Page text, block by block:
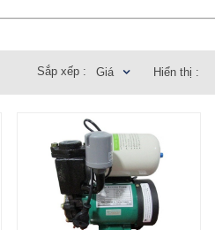
Hiển thị :
Sắp xếp : Giá